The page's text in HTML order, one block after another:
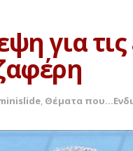
για
, Θέματα